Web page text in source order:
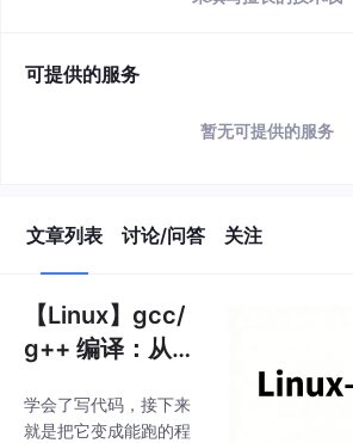
可提供的服务
暂无可提供的服务
文章列表 讨论/问答 关注
【Linux】gcc/
g++ 编译：从源
的四个阶段
学会了写代码，接下来
就是把它变成能跑的程